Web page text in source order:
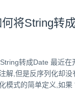
将String转
转成Date 最近
解,但是反序列化却
模式的简单定义,如果